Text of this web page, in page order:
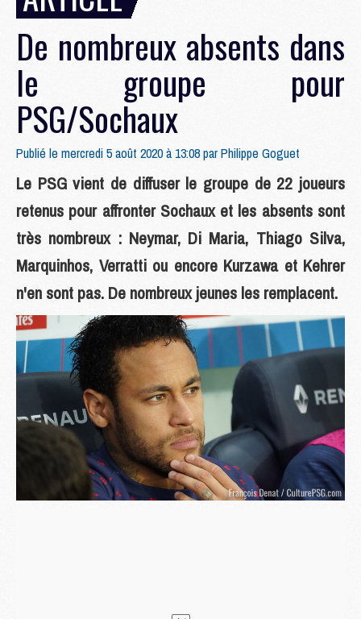
De nombreux absents dans
le groupe pour
PSG/Sochaux
Publié le mercredi 5 août 2020 à 13:08 parPhilippe Goguet
Le PSG vient de diffuser le groupe de 22 joueurs
retenus pour affronter Sochaux et les absents sont
très nombreux : Neymar, Di Maria, Thiago Silva,
Marquinhos, Verratti ou encore Kurzawa et Kehrer
n'en sont pas. De nombreux jeunes les remplacent.